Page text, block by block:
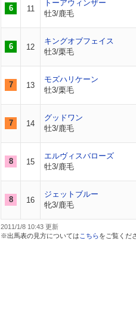
6 11
トーアウィンザー
牡3/鹿毛
6 12
キングオブフェイス
牡3/栗毛
7 13
モズハリケーン
牡3/栗毛
7 14
グッドワン
牡3/鹿毛
8 15
エルヴィスバローズ
牡3/鹿毛
8 16
ジェットブルー
牝3/鹿毛
2011/1/8 10:43
※出馬表の見方については こちらをご覧くだ